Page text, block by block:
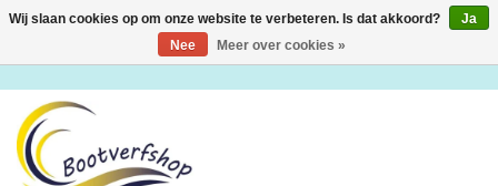
Toggle
Wij slaan cookies op om onze website te verbeteren. Is dat akkoord?
Ja
Nee
Meer over cookies »